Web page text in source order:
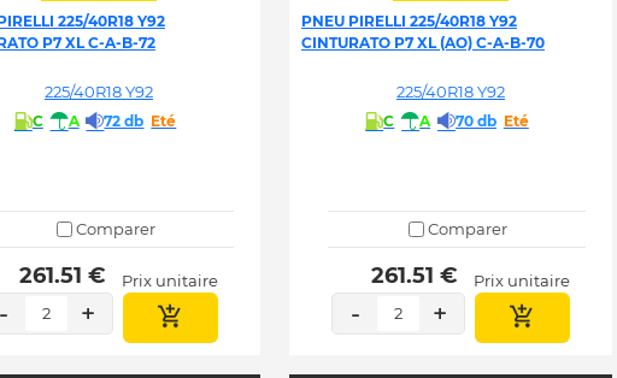
225/40R18 Y92
P7 XL C-A-B-72
225/40R18 Y92
C A 72 db Eté
Comparer
261.51 € Prix unitaire
- 2 +
PNEU PIRELLI 225/40R18 Y92
CINTURATO P7 XL (AO) C-A-B-70
225/40R18 Y92
C A 70 db Eté
Comparer
261.51 € Prix unitaire
- 2 +